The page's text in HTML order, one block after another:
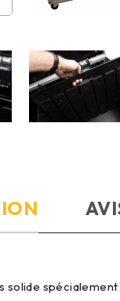
solide